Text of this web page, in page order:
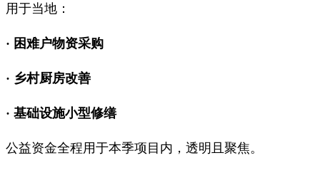
用于当地：
· 困难户物资采购
· 乡村厨房改善
· 基础设施小型修缮
公益资金全程用于本季项目内，透明且聚焦。